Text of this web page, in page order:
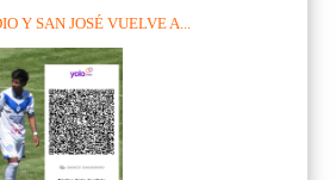
Y SAN JOSÉ VUELVE A...